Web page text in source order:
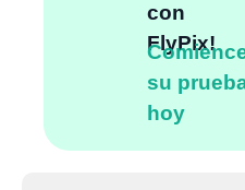
con
FlyPix!
su
hoy